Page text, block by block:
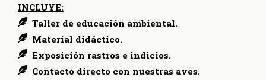
INCLUYE:
Taller de educación ambiental.
Material didáctico.
Exposición rastros e indicios.
Contacto directo con nuestras aves.